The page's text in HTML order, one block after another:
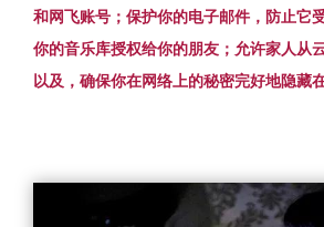
和网飞账号； 保护你的电子邮件，防止它
你的音乐库授权给你的朋友； 允许家人从
以及，确保你在网络上的秘密完好地隐藏